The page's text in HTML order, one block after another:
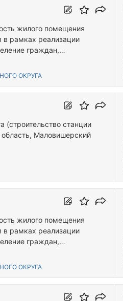
жилого помещения
в рамках реализации
граждан,
ОКРУГА
(строительство станции
Маловишерский
жилого помещения
в рамках реализации
граждан,
ОКРУГА